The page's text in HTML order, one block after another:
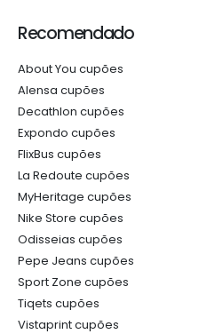
Recomendado
About You cupões
Alensa cupões
Decathlon cupões
Expondo cupões
FlixBus cupões
La Redoute cupões
MyHeritage cupões
Nike Store cupões
Odisseias cupões
Pepe Jeans cupões
Sport Zone cupões
Tiqets cupões
Vistaprint cupões